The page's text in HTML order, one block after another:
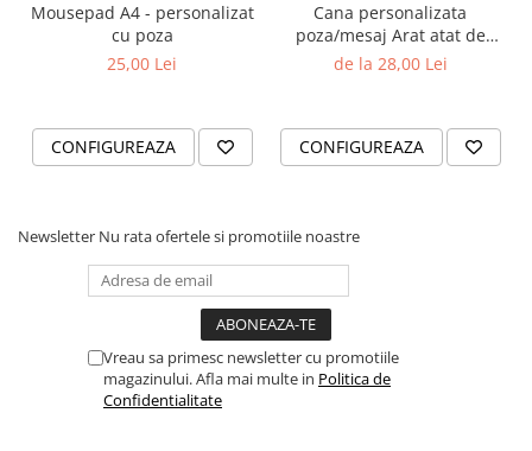
Mousepad A4 - personalizat
cu poza
25,00 Lei
CONFIGUREAZA
Cana personalizata
poza/mesaj Arat atat de
bine
de la 28,00 Lei
CONFIGUREAZA
Newsletter Nu rata ofertele si promotiile noastre
Vreau sa primesc newsletter cu promotiile
magazinului. Afla mai multe in Politica de
Confidentialitate